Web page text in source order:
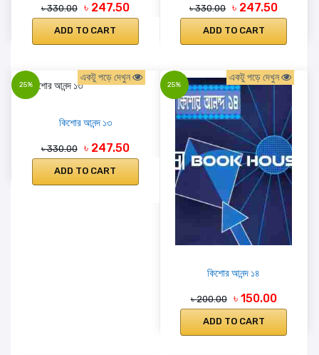
৳ 330.00 ৳ 247.50
ADD TO CART
৳ 330.00 ৳ 247.50
ADD TO CART
25%
একটু পড়ে দেখুন
কিশোর আনন্দ ১৩
৳ 330.00 ৳ 247.50
ADD TO CART
25%
একটু পড়ে দেখুন
কিশোর আনন্দ ১৪
৳ 200.00 ৳ 150.00
ADD TO CART